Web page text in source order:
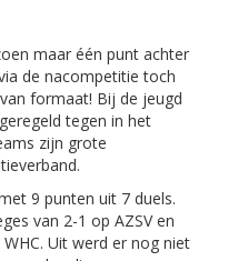
maar één punt achter
de nacompetitie toch
formaat! Bij de jeugd
tegen in het
zijn grote
9 punten uit 7 duels.
van 2-1 op AZSV en
Uit werd er nog niet